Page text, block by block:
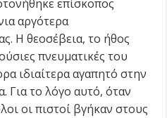
επίσκοπος
αργότερα
Η θεοσέβεια, το ήθος
πνευματικές του
ιδιαίτερα αγαπητό στην
Για το λόγο αυτό, όταν
οι πιστοί βγήκαν στους